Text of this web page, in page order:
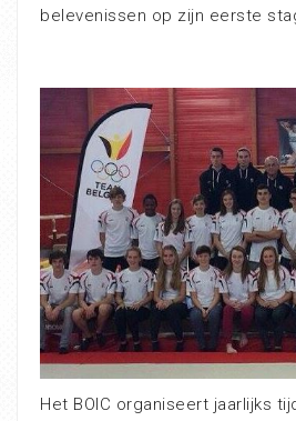
belevenissen op zijn eerste
Het BOIC organiseert jaarlijks